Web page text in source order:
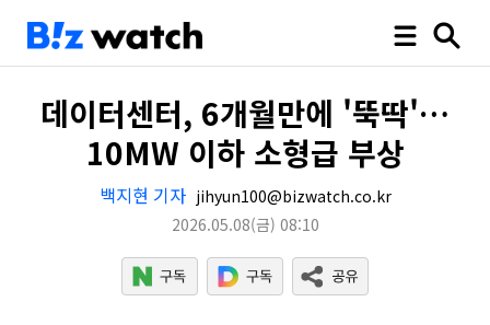
데이터센터, 6개월만에 '뚝딱'…
10MW 이하 소형급 부상
백지현 기자 jihyun100@bizwatch.co.kr
2026.05.08(금) 08:10